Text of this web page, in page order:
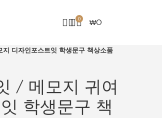
0 ₩0
디자인포스트잇 학생문구 책상소품
/ 메모지 귀여
학생문구 책